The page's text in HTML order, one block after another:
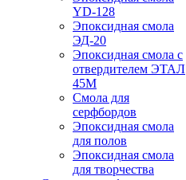
YD-128
Эпоксидная смола
ЭД-20
Эпоксидная смола с
отвердителем ЭТАЛ
45М
Смола для
серфбордов
Эпоксидная смола
для полов
Эпоксидная смола
для творчества